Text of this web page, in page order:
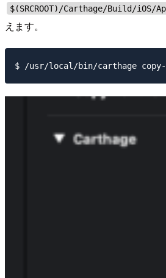
$(SRCROOT)/Carthage/Build/iOS/
えます。